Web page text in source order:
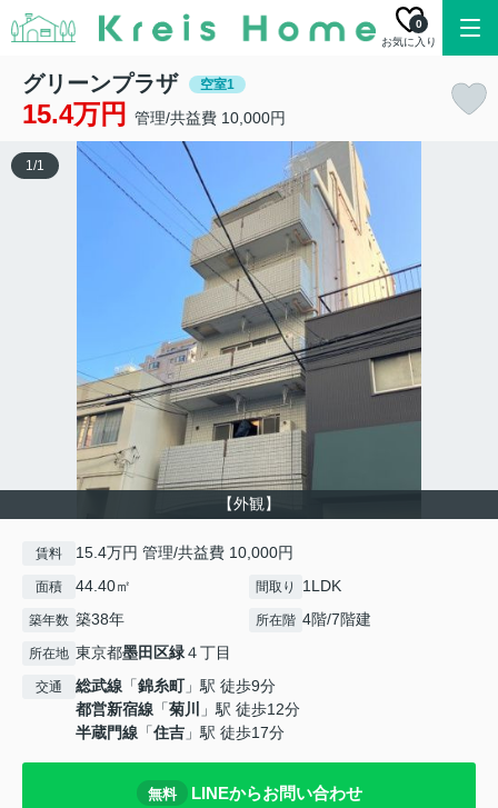
お気に入り
0
グリーンプラザ 空室1
15.4万円 管理/共益費 10,000円
【外観】
1/1
賃料 15.4万円 管理/共益費 10,000円
面積 44.40㎡ 間取り 1LDK
築年数 築38年 所在階 4階/7階建
所在地 東京都墨田区緑４丁目
交通 総武線 「錦糸町」駅 徒歩9分
都営新宿線 「菊川
」駅 徒歩12分
半蔵門線 「住吉 」駅 徒歩17分
無料 LINEからお問い合わせ